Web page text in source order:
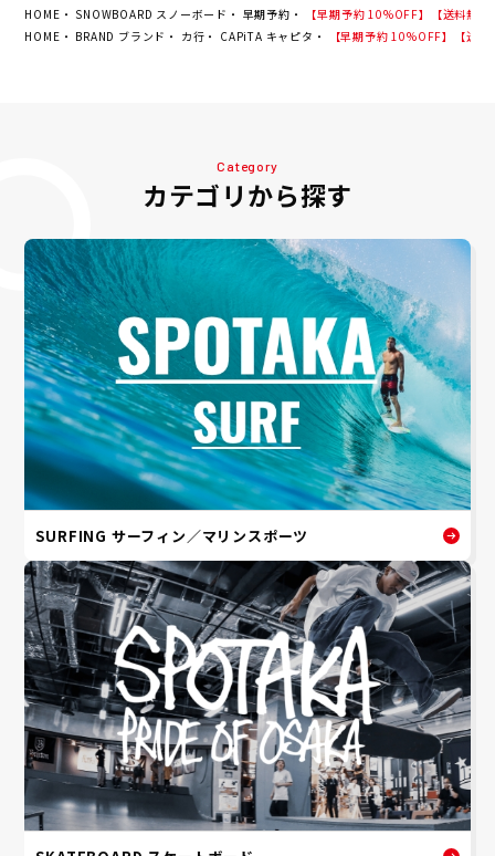
HOME SNOWBOARD スノーボード 早期予約
【早期予約 10%OFF】【送料無
HOME
BRAND ブランド カ行 CAPiTA キャピタ 【早期予約 10%OFF】【送
Category
カテゴリから探す
SURFING サーフィン／マリンスポーツ